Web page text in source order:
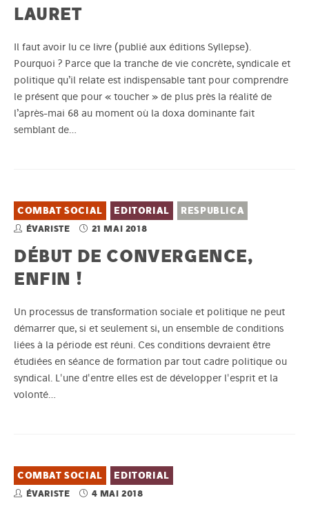
LAURET
Il faut avoir lu ce livre (publié aux éditions Syllepse).
Pourquoi ? Parce que la tranche de vie concrète, syndicale et
politique qu’il relate est indispensable tant pour comprendre
le présent que pour « toucher » de plus près la réalité de
l’après-mai 68 au moment où la doxa dominante fait
semblant de…
COMBAT SOCIAL EDITORIAL RESPUBLICA
ÉVARISTE 21 MAI 2018
DÉBUT DE CONVERGENCE,
ENFIN !
Un processus de transformation sociale et politique ne peut
démarrer que, si et seulement si, un ensemble de conditions
liées à la période est réuni. Ces conditions devraient être
étudiées en séance de formation par tout cadre politique ou
syndical. L'une d'entre elles est de développer l'esprit et la
volonté…
COMBAT SOCIAL EDITORIAL
ÉVARISTE 4 MAI 2018